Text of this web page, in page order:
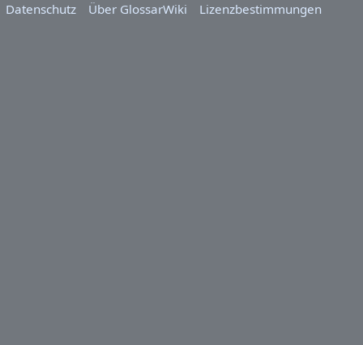
Datenschutz
Über GlossarWiki Lizenzbestimmungen